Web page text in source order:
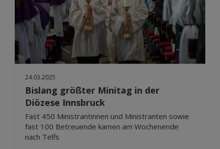
24.03.2025
Bislang größter Minitag in der
Diözese Innsbruck
Fast 450 Ministrantinnen und Ministranten sowie
fast 100 Betreuende kamen am Wochenende
nach Telfs